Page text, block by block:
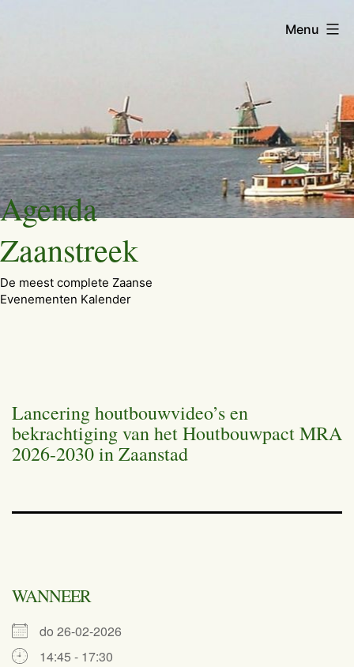
Ga
naar
de
inhoud
Agenda
Zaanstreek
De meest complete Zaanse
Evenementen Kalender
Menu
Lancering houtbouwvideo’s en
bekrachtiging van het Houtbouwpact MRA
2026-2030 in Zaanstad
WANNEER
do 26-02-2026
14:45 - 17:30